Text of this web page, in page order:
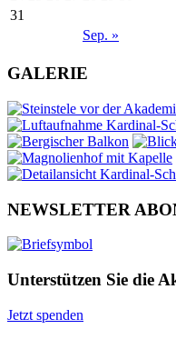
Sep. »
31
GALERIE
NEWSLETTER
Unterstützen Sie die
Jetzt spenden